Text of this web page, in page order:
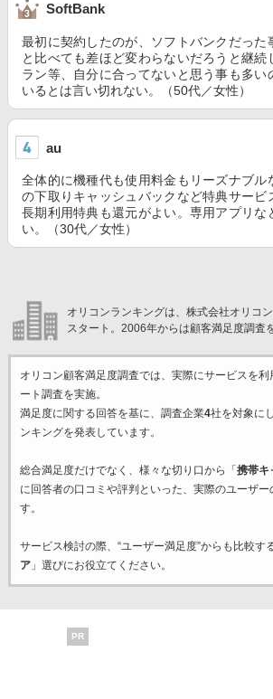
SoftBank
最初に契約したのが、ソフトバンクだった
と比べても差ほど変わらないだろうと継続
ラン等、自分に合ってないと思う事も多い
いるとは言い切れない。（50代／女性）
au
全体的に機種代も使用料金もリーズナブル
の下取りキャッシュバックなど特典サービ
長期利用特典も還元がよい。専用アプリな
い。（30代／女性）
オリコンランキングは、株式会社オリコ
スタート。2006年からは顧客満足度調査
オリコン顧客満足度調査では、実際にサービスを利
ート調査を実施。
満足度に関する回答を基に、調査企業4社を対象に
ンキングを発表しています。
総合満足度だけでなく、様々な切り口から「 携帯キ
に回答者の口コミや評判といった、実際のユーザー
す。
サービス検討の際、“ユーザー満足度”からも比較す
ア」選びにお役立てください。
PR